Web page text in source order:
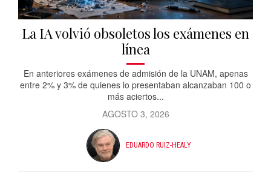
La IA volvió obsoletos los exámenes en
línea
En anteriores exámenes de admisión de la UNAM, apenas
entre 2% y 3% de quienes lo presentaban alcanzaban 100 o
más aciertos...
AGOSTO 3, 2026
EDUARDO RUIZ-HEALY